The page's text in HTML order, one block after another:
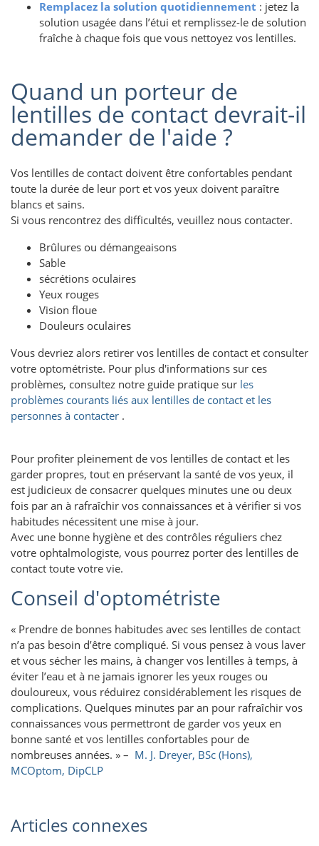
Remplacez la solution quotidiennement : jetez la
solution usagée dans l’étui et remplissez-le de solution
fraîche à chaque fois que vous nettoyez vos lentilles.
Quand un porteur de
lentilles de contact devrait-il
demander de l'aide ?
Vos lentilles de contact doivent être confortables pendant
toute la durée de leur port et vos yeux doivent paraître
blancs et sains.
Si vous rencontrez des difficultés, veuillez nous contacter.
Brûlures ou démangeaisons
Sable
sécrétions oculaires
Yeux rouges
Vision floue
Douleurs oculaires
Vous devriez alors retirer vos lentilles de contact et consulter
votre optométriste. Pour plus d'informations sur ces
problèmes, consultez notre guide pratique sur les
problèmes courants liés aux lentilles de contact et les
personnes à contacter .
Pour profiter pleinement de vos lentilles de contact et les
garder propres, tout en préservant la santé de vos yeux, il
est judicieux de consacrer quelques minutes une ou deux
fois par an à rafraîchir vos connaissances et à vérifier si vos
habitudes nécessitent une mise à jour.
Avec une bonne hygiène et des contrôles réguliers chez
votre ophtalmologiste, vous pourrez porter des lentilles de
contact toute votre vie.
Conseil d'optométriste
« Prendre de bonnes habitudes avec ses lentilles de contact
n’a pas besoin d’être compliqué. Si vous pensez à vous laver
et vous sécher les mains, à changer vos lentilles à temps, à
éviter l’eau et à ne jamais ignorer les yeux rouges ou
douloureux, vous réduirez considérablement les risques de
complications. Quelques minutes par an pour rafraîchir vos
connaissances vous permettront de garder vos yeux en
bonne santé et vos lentilles confortables pour de
nombreuses années. » – M. J. Dreyer, BSc (Hons),
MCOptom, DipCLP
Articles connexes